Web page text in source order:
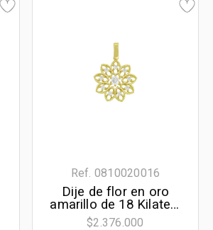
Ref. 0810020016
Dije de flor en oro
amarillo de 18 Kilates,
con zircones
$2.376.000